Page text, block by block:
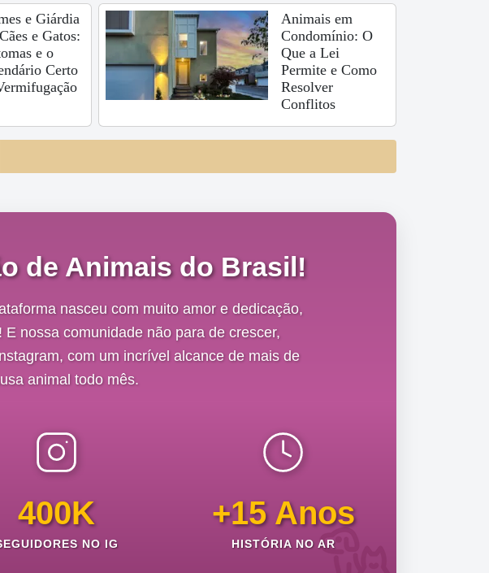
e Giárdia
e Gatos:
e o
Certo
Animais em
Condomínio: O
Que a Lei
Permite e Como
Resolver
Conflitos
de Animais do Brasil!
nasceu com muito amor e dedicação,
nossa comunidade não para de crescer,
com um incrível alcance de mais de
animal todo mês.
400K
NO IG
+15 Anos
HISTÓRIA NO AR